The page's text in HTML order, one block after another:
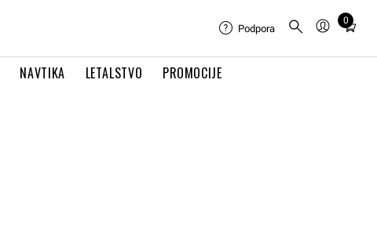
NAVTIKA LETALSTVO PROMOCIJE
Podpora
0
Total
in